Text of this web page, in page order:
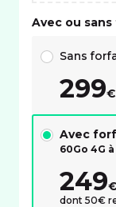
Avec ou
Sans
299€
Avec
60Go 4G à
249€
dont 50€